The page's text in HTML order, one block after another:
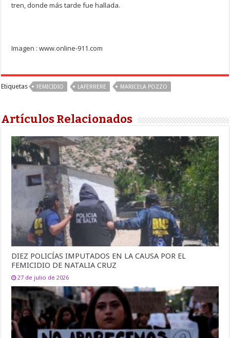
tren, donde más tarde fue hallada.
Imagen : www.online-911.com
Etiquetas FEMICIDIO LAFERRERE MARICELA POZZO
Artículos Relacionados
DIEZ POLICÍAS IMPUTADOS EN LA CAUSA POR EL
FEMICIDIO DE NATALIA CRUZ
27 de julio de 2026